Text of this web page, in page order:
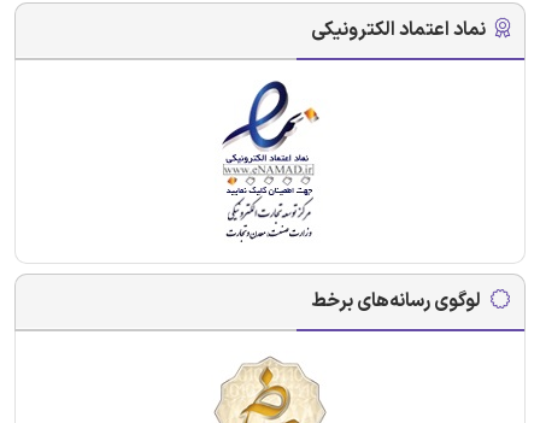
نماد اعتماد الکترونیکی
لوگوی رسانه‌های برخط